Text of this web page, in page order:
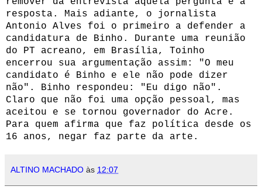
resposta. Mais adiante, o jornalista
Antonio Alves foi o primeiro a defender a
candidatura de Binho. Durante uma reunião
do PT acreano, em Brasília, Toinho
encerrou sua argumentação assim: "O meu
candidato é Binho e ele não pode dizer
não". Binho respondeu: "Eu digo não".
Claro que não foi uma opção pessoal, mas
aceitou e se tornou governador do Acre.
Para quem afirma que faz política desde os
16 anos, negar faz parte da arte.
ALTINO MACHADO às 12:07